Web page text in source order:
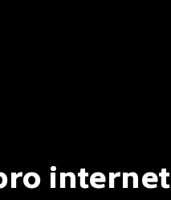
internet